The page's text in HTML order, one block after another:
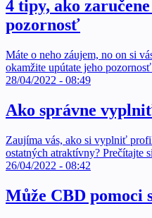
4 tipy, ako
pozornosť
Máte o neho záujem, no on si
okamžite upútate jeho
28/04/2022 - 08:49
Ako správne
Zaujíma vás, ako si vyplniť
ostatných atraktívny? Prečítajte
26/04/2022 - 08:42
Může CBD pomoci